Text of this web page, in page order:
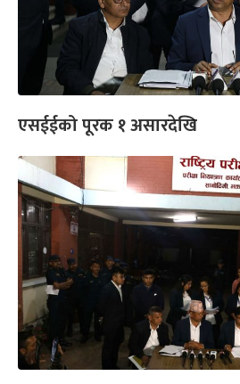
एसईईको पूरक १ असारदेखि